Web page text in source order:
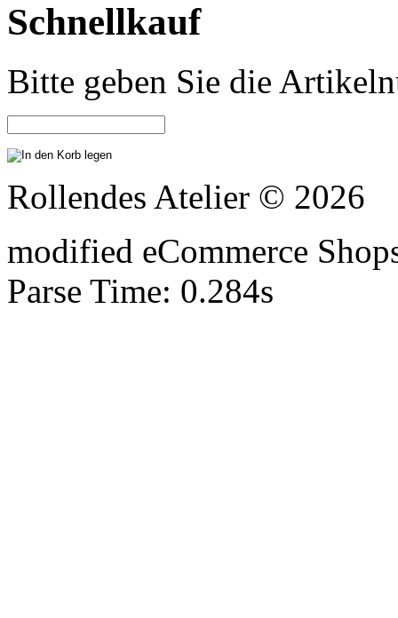
Schnellkauf
Bitte geben Sie die
Rollendes Atelier © 2026
modified eCommerce
Parse Time: 0.284s